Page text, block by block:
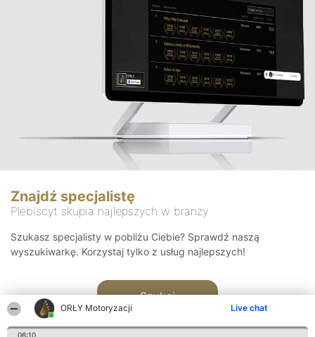
ORŁY Motoryzacji Live chat
06:10
Znajdź specjalistę
Plebiscyt skupia najlepszych w branży
Szukasz specjalisty w pobliżu Ciebie? Sprawdź naszą
wyszukiwarkę. Korzystaj tylko z usług najlepszych!
Szukaj